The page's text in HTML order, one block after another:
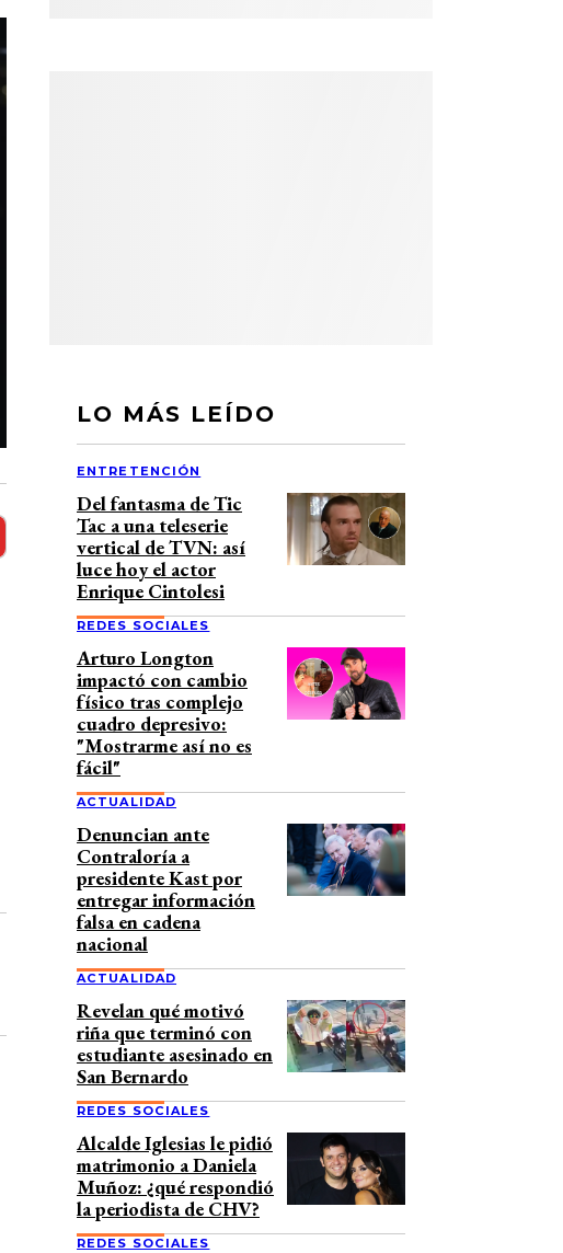
LO MÁS LEÍDO
ENTRETENCIÓN
Del fantasma de Tic
Tac a una teleserie
vertical de TVN: así
luce hoy el actor
Enrique Cintolesi
REDES SOCIALES
Arturo Longton
impactó con cambio
físico tras complejo
cuadro depresivo:
"Mostrarme así no es
fácil"
ACTUALIDAD
Denuncian ante
Contraloría a
presidente Kast por
entregar información
falsa en cadena
nacional
ACTUALIDAD
Revelan qué motivó
riña que terminó con
estudiante asesinado en
San Bernardo
REDES SOCIALES
Alcalde Iglesias le pidió
matrimonio a Daniela
Muñoz: ¿qué respondió
la periodista de CHV?
REDES SOCIALES